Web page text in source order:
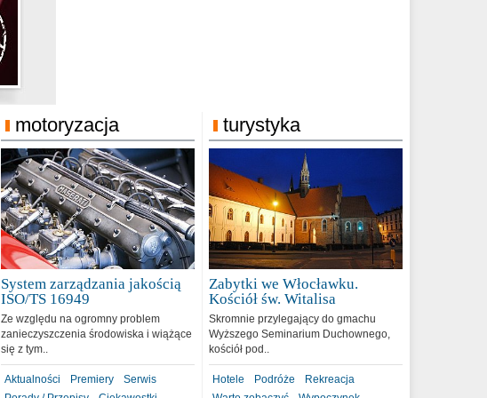
motoryzacja
System zarządzania jakością
ISO/TS 16949
Ze względu na ogromny problem
zanieczyszczenia środowiska i wiążące
się z tym..
Aktualności Premiery
Serwis
turystyka
Zabytki we Włocławku.
Kościół św. Witalisa
Skromnie przylegający do gmachu
Wyższego Seminarium Duchownego,
kościół pod..
Hotele Podróże
Rekreacja